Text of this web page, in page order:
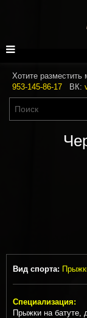
Хотите разместить
953-145-86-17 ВК:
Вид спорта:
Специализация:
Прыжки на батуте,